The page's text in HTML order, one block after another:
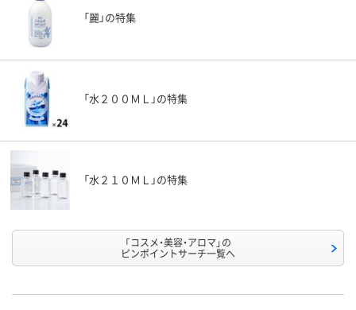
「麗」の特集
「水２００ＭＬ」の特集
「水２１０ＭＬ」の特集
「コスメ・美容・アロマ」の
ピンポイントサーチ一覧へ